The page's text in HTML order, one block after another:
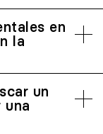
en
la
un